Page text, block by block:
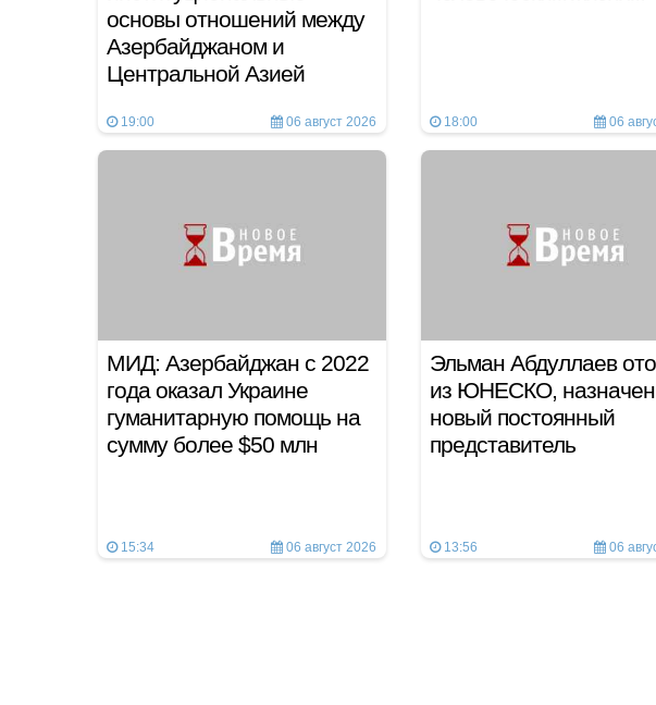
основы отношений между
Азербайджаном и
Центральной Азией
19:00 06 август 2026 18:00 06
МИД: Азербайджан с 2022
года оказал Украине
гуманитарную помощь на
сумму более $50 млн
15:34 06 август 2026
Эльман Абдуллаев
из ЮНЕСКО, назначен
новый постоянный
представитель
13:56 06